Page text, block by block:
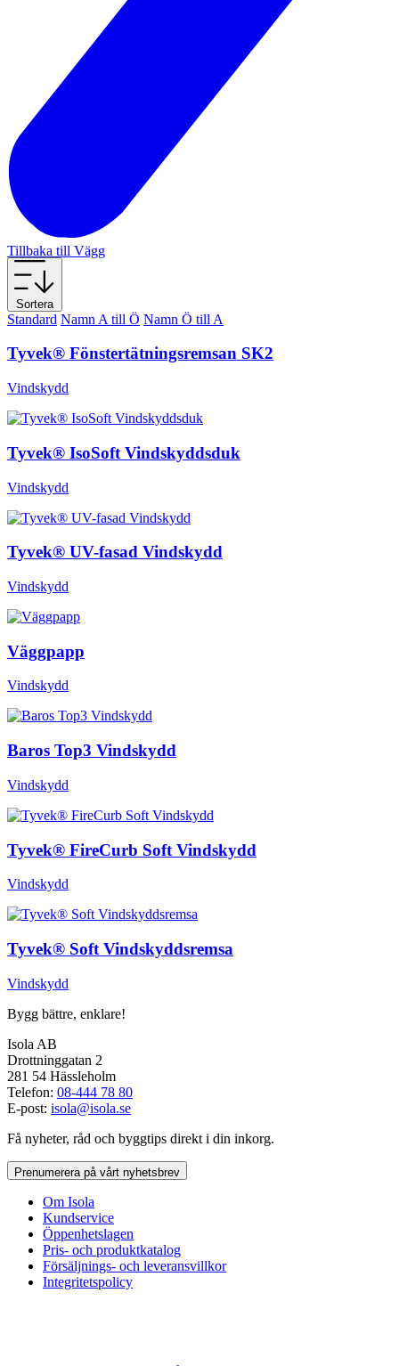
Tillbaka till Vägg
Sortera
Standard Namn A till Ö Namn Ö till A
Tyvek® Fönstertätningsremsan SK2
Vindskydd
Tyvek® IsoSoft Vindskyddsduk
Vindskydd
Tyvek® UV-fasad Vindskydd
Vindskydd
Väggpapp
Vindskydd
Baros Top3 Vindskydd
Vindskydd
Tyvek® FireCurb Soft Vindskydd
Vindskydd
Tyvek® Soft Vindskyddsremsa
Vindskydd
Bygg bättre, enklare!
Isola AB
Drottninggatan 2
281 54 Hässleholm
Telefon: 08-444 78 80
E-post: isola@isola.se
Få nyheter, råd och byggtips direkt i din inkorg.
Prenumerera på vårt nyhetsbrev
Om Isola
Kundservice
Öppenhetslagen
Pris- och produktkatalog
Försäljnings- och leveransvillkor
Integritetspolicy